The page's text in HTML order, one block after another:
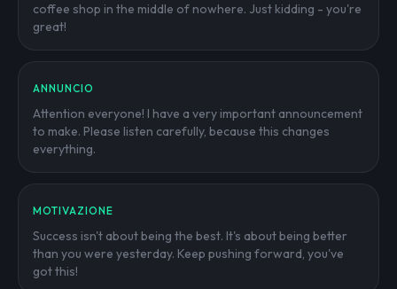
coffee shop in the middle of nowhere. Just kidding - you're
great!
ANNUNCIO
Attention everyone! I have a very important announcement
to make. Please listen carefully, because this changes
everything.
MOTIVAZIONE
Success isn't about being the best. It's about being better
than you were yesterday. Keep pushing forward, you've
got this!